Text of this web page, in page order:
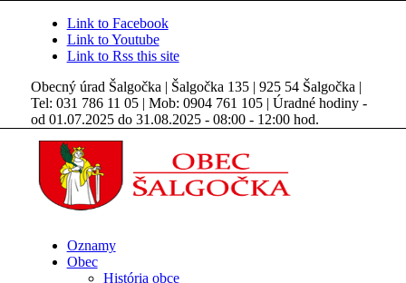
Link to Facebook
Link to Youtube
Link to Rss this site
Obecný úrad Šalgočka | Šalgočka 135 | 925 54 Šalgočka |
Tel: 031 786 11 05 | Mob: 0904 761 105 | Úradné hodiny -
od 01.07.2025 do 31.08.2025 - 08:00 - 12:00 hod.
Oznamy
Obec
História obce